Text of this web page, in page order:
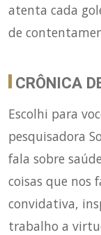
atenta cada
de
CRÔNICA
Escolhi para
pesquisadora
fala sobre
coisas que nos
convidativa,
trabalho a